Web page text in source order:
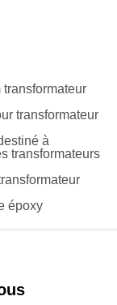
transformateur
à
transformateurs
époxy